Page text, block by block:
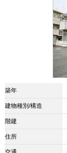
築年
建物種別/構造
階建
住所